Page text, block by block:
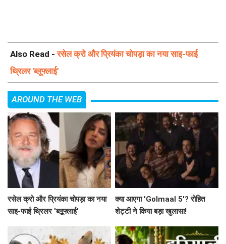
Also Read -रसेल क्रो और प्रियंका चोपड़ा का नया साइ-फाई
थ्रिलर 'ब्लूफ्लाई'
AROUND THE WEB
रसेल क्रो और प्रियंका चोपड़ा का नया
साइ-फाई थ्रिलर 'ब्लूफ्लाई'
क्या आएगा 'Golmaal 5'? रोहित
शेट्टी ने किया बड़ा खुलासा!